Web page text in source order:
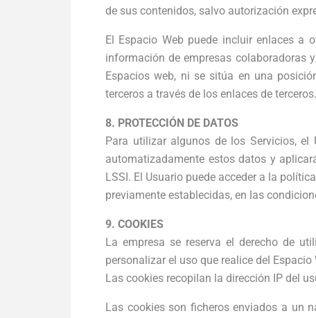
de sus contenidos, salvo autorización
El Espacio Web puede incluir enlaces a
información de empresas colaboradoras
Espacios web, ni se sitúa en una
terceros a través de los enlaces de terceros.
8. PROTECCIÓN DE DATOS
Para utilizar algunos de los Servicios, el
automatizadamente estos datos y
LSSI. El Usuario puede acceder a la
previamente establecidas, en las
9. COOKIES
La empresa se reserva el derecho de
personalizar el uso que realice del
Las cookies recopilan la dirección IP del
Las cookies son ficheros enviados a un